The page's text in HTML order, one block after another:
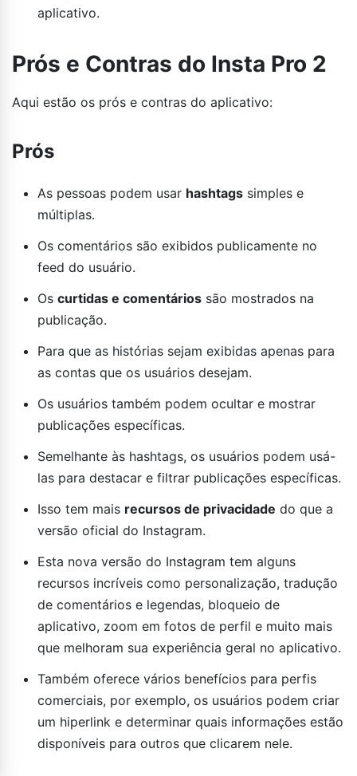
aplicativo.
Prós e Contras do Insta Pro 2
Aqui estão os prós e contras do aplicativo:
Prós
As pessoas podem usar hashtags simples e
múltiplas.
Os comentários são exibidos publicamente no
feed do usuário.
Os curtidas e comentários são mostrados na
publicação.
Para que as histórias sejam exibidas apenas para
as contas que os usuários desejam.
Os usuários também podem ocultar e mostrar
publicações específicas.
Semelhante às hashtags, os usuários podem usá-
las para destacar e filtrar publicações específicas.
Isso tem mais recursos de privacidade do que a
versão oficial do Instagram.
Esta nova versão do Instagram tem alguns
recursos incríveis como personalização, tradução
de comentários e legendas, bloqueio de
aplicativo, zoom em fotos de perfil e muito mais
que melhoram sua experiência geral no aplicativo.
Também oferece vários benefícios para perfis
comerciais, por exemplo, os usuários podem criar
um hiperlink e determinar quais informações estão
disponíveis para outros que clicarem nele.